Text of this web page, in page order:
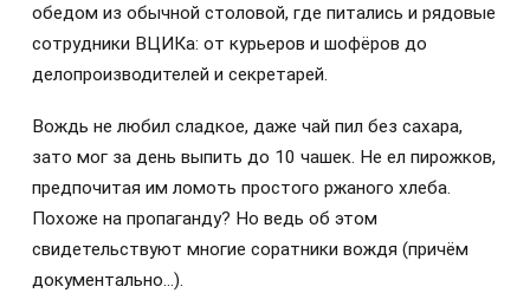
обедом из обычной столовой, где питались и рядовые
сотрудники ВЦИКа: от курьеров и шофёров до
делопроизводителей и секретарей.
Вождь не любил сладкое, даже чай пил без сахара,
зато мог за день выпить до 10 чашек. Не ел пирожков,
предпочитая им ломоть простого ржаного хлеба.
Похоже на пропаганду? Но ведь об этом
свидетельствуют многие соратники вождя (причём
документально…).